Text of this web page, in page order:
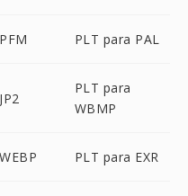
PLT para PAL
PLT para
WBMP
PLT para EXR